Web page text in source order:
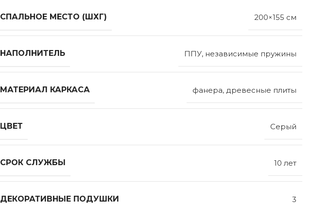
СПАЛЬНОЕ МЕСТО (ШХГ) 200×155 см
НАПОЛНИТЕЛЬ ППУ, независимые пружины
МАТЕРИАЛ КАРКАСА фанера, древесные плиты
ЦВЕТ Серый
СРОК СЛУЖБЫ 10 лет
ДЕКОРАТИВНЫЕ ПОДУШКИ 3